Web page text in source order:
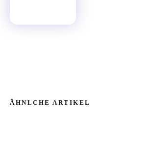
ÄHNLCHE ARTIKEL